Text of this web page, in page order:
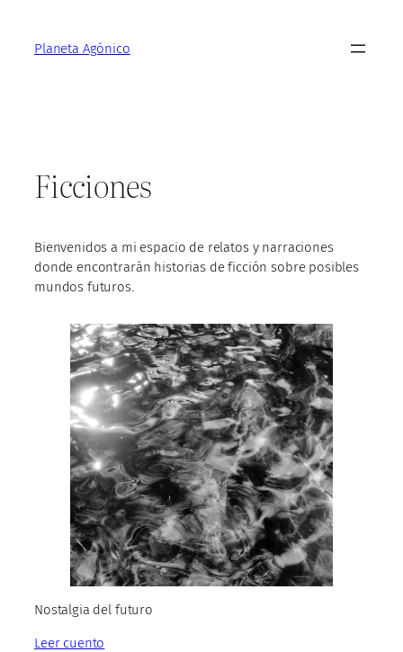
contenido
Planeta Agónico
Ficciones
Bienvenidos a mi espacio de relatos y narraciones
donde encontrarán historias de ficción sobre posibles
mundos futuros.
Nostalgia del futuro
Leer cuento